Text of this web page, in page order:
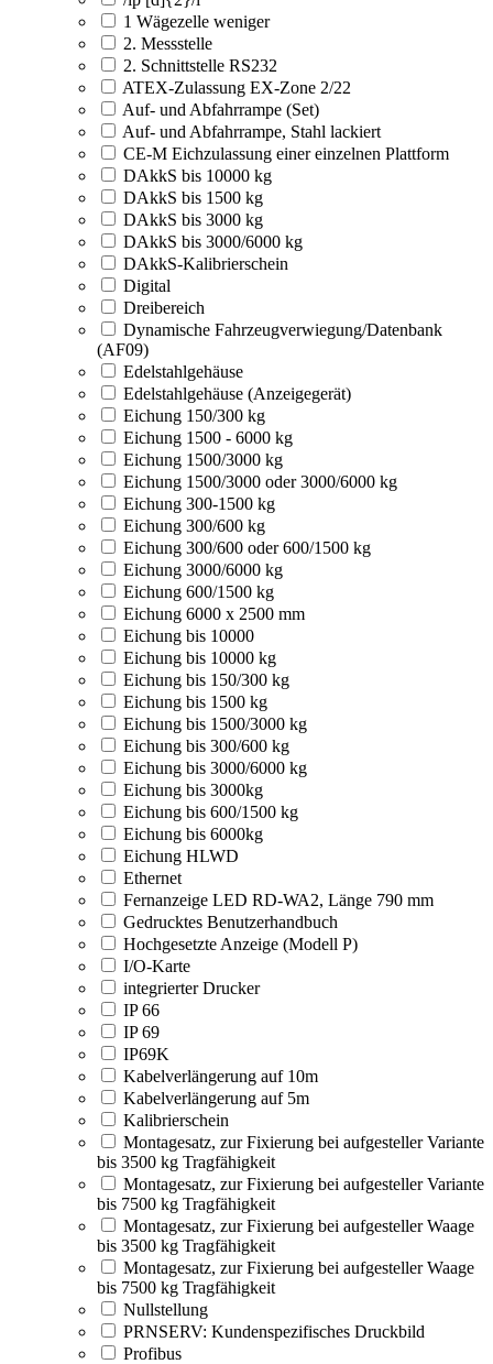
1 Wägezelle weniger
2. Messstelle
2. Schnittstelle RS232
ATEX-Zulassung EX-Zone 2/22
Auf- und Abfahrrampe (Set)
Auf- und Abfahrrampe, Stahl lackiert
CE-M Eichzulassung einer einzelnen Plattform
DAkkS bis 10000 kg
DAkkS bis 1500 kg
DAkkS bis 3000 kg
DAkkS bis 3000/6000 kg
DAkkS-Kalibrierschein
Digital
Dreibereich
Dynamische Fahrzeugverwiegung/Datenbank
(AF09)
Edelstahlgehäuse
Edelstahlgehäuse (Anzeigegerät)
Eichung 150/300 kg
Eichung 1500 - 6000 kg
Eichung 1500/3000 kg
Eichung 1500/3000 oder 3000/6000 kg
Eichung 300-1500 kg
Eichung 300/600 kg
Eichung 300/600 oder 600/1500 kg
Eichung 3000/6000 kg
Eichung 600/1500 kg
Eichung 6000 x 2500 mm
Eichung bis 10000
Eichung bis 10000 kg
Eichung bis 150/300 kg
Eichung bis 1500 kg
Eichung bis 1500/3000 kg
Eichung bis 300/600 kg
Eichung bis 3000/6000 kg
Eichung bis 3000kg
Eichung bis 600/1500 kg
Eichung bis 6000kg
Eichung HLWD
Ethernet
Fernanzeige LED RD-WA2, Länge 790 mm
Gedrucktes Benutzerhandbuch
Hochgesetzte Anzeige (Modell P)
I/O-Karte
integrierter Drucker
IP 66
IP 69
IP69K
Kabelverlängerung auf 10m
Kabelverlängerung auf 5m
Kalibrierschein
Montagesatz, zur Fixierung bei aufgesteller Variante
bis 3500 kg Tragfähigkeit
Montagesatz, zur Fixierung bei aufgesteller Variante
bis 7500 kg Tragfähigkeit
Montagesatz, zur Fixierung bei aufgesteller Waage
bis 3500 kg Tragfähigkeit
Montagesatz, zur Fixierung bei aufgesteller Waage
bis 7500 kg Tragfähigkeit
Nullstellung
PRNSERV: Kundenspezifisches Druckbild
Profibus